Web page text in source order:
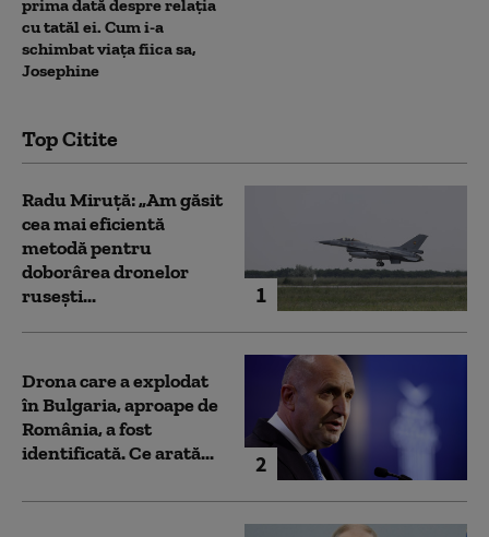
prima dată despre relația
cu tatăl ei. Cum i-a
schimbat viața fiica sa,
Josephine
Top Citite
1
Radu Miruță: „Am găsit
cea mai eficientă
metodă pentru
doborârea dronelor
rusești...
2
Drona care a explodat
în Bulgaria, aproape de
România, a fost
identificată. Ce arată...